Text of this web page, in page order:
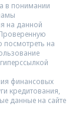
в понимании
на данной
на
финансовых
кредитования,
данные на сайте